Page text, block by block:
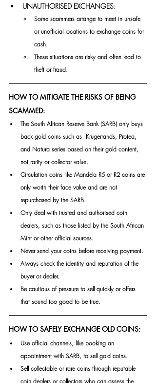
UNAUTHORISED EXCHANGES:
Some scammers arrange to meet in unsafe
or unofficial locations to exchange coins for
cash.
These situations are risky and often lead to
theft or fraud.
HOW TO MITIGATE THE RISKS OF BEING
SCAMMED:
The South African Reserve Bank (SARB) only buys
back gold coins such as  Krugerrands, Protea,
and Natura series based on their gold content,
not rarity or collector value.
Circulation coins like Mandela R5 or R2 coins are
only worth their face value and are not
repurchased by the SARB.
Only deal with trusted and authorised coin
dealers, such as those listed by the South African
Mint or other official sources.
Never send your coins before receiving payment.
Always check the identity and reputation of the
buyer or dealer.
Be cautious of pressure to sell quickly or offers
that sound too good to be true.
HOW TO SAFELY EXCHANGE OLD COINS:
Use official channels, like booking an
appointment with SARB, to sell gold coins.
Sell collectable or rare coins through reputable
coin dealers or collectors who can assess the